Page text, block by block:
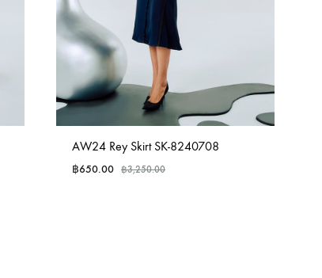
AW24 Rey Skirt SK-8240708
฿650.00 ฿3,250.00